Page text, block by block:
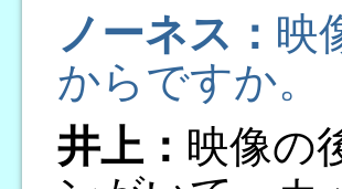
ノーネス： 映
からですか。
井上： 映像の